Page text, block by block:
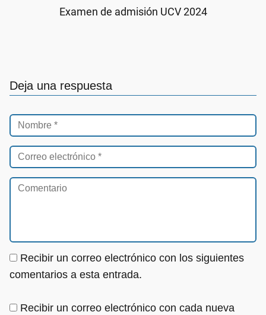
Examen de admisión UCV 2024
Deja una respuesta
Recibir un correo electrónico con los siguientes
comentarios a esta entrada.
Recibir un correo electrónico con cada nueva